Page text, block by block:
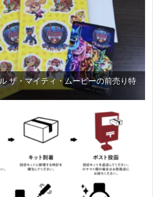
ザ・マイティ・ムービーの前売り特